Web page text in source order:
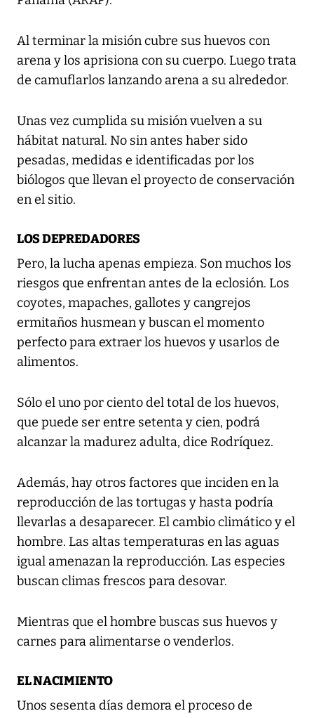
Al terminar la misión cubre sus huevos con
arena y los aprisiona con su cuerpo. Luego trata
de camuflarlos lanzando arena a su alrededor.
Unas vez cumplida su misión vuelven a su
hábitat natural. No sin antes haber sido
pesadas, medidas e identificadas por los
biólogos que llevan el proyecto de conservación
en el sitio.
LOS DEPREDADORES
Pero, la lucha apenas empieza. Son muchos los
riesgos que enfrentan antes de la eclosión. Los
coyotes, mapaches, gallotes y cangrejos
ermitaños husmean y buscan el momento
perfecto para extraer los huevos y usarlos de
alimentos.
Sólo el uno por ciento del total de los huevos,
que puede ser entre setenta y cien, podrá
alcanzar la madurez adulta, dice Rodríquez.
Además, hay otros factores que inciden en la
reproducción de las tortugas y hasta podría
llevarlas a desaparecer. El cambio climático y el
hombre. Las altas temperaturas en las aguas
igual amenazan la reproducción. Las especies
buscan climas frescos para desovar.
Mientras que el hombre buscas sus huevos y
carnes para alimentarse o venderlos.
EL NACIMIENTO
Unos sesenta días demora el proceso de